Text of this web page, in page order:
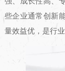
些企业通常创新
量效益优，是行业